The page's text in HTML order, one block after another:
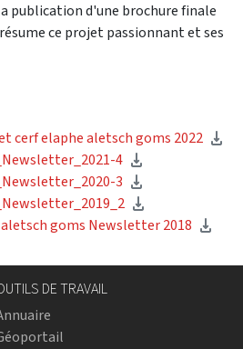
publication d'une brochure finale
ce projet passionnant et ses
cerf elaphe aletsch goms 2022
4
3
goms Newsletter 2018
DE TRAVAIL